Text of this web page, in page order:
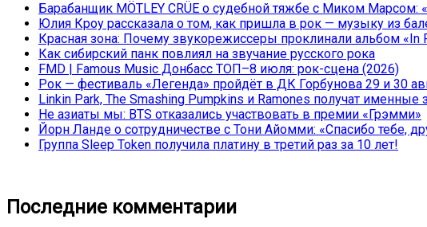
Барабанщик MÖTLEY CRÜE о судебной тяжбе с Миком
Юлия Кроу рассказала о том, как пришла в рок — музыку из
Красная зона: Почему звукорежиссеры проклинали альбом «In
Как сибирский панк повлиял на звучание русского рока
FMD | Famous Music Донбасс ТОП–8 июля: рок-сцена (2026)
Рок — фестиваль «Легенда» пройдёт в ДК Горбунова 29 и 30
Linkin Park, The Smashing Pumpkins и Ramones получат именные
Не азиаты мы: BTS отказались участвовать в премии «Грэмми»
Йорн Ланде о сотрудничестве с Тони Айомми: «Спасибо тебе,
Группа Sleep Token получила платину в третий раз за 10 лет!
Последние комментарии